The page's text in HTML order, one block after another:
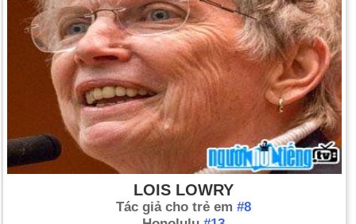
LOIS LOWRY
Tác giả cho trẻ em #8